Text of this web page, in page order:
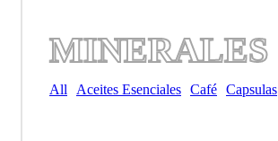
MINERALES
All Aceites Esenciales Café Capsulas